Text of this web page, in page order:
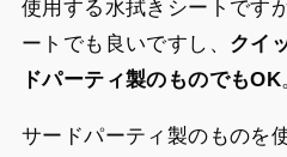
使用する水拭きシートです
ートでも良いですし、 クイ
ドパーティ製のものでもOK
サードパーティ製のものを